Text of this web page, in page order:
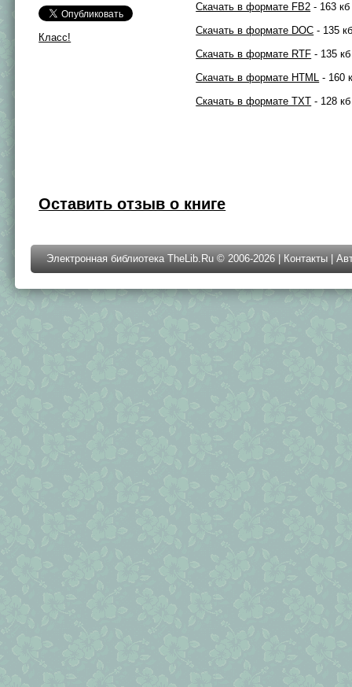
Класс!
Скачать в формате FB2 - 163 кб
Скачать в формате DOC - 135
Скачать в формате RTF - 135 кб
Скачать в формате HTML - 160
Скачать в формате TXT - 128 кб
Оставить отзыв о книге
Электронная библиотека TheLib.Ru © 2006-2026 | Контакты |